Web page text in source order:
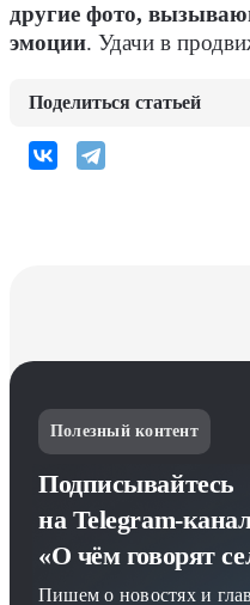
другие фото,
эмоции. Удачи в
Поделиться статьей
Полезный контент
Подписывайтесь
на Telegram-
«О чём говорят
Пишем о новостях и